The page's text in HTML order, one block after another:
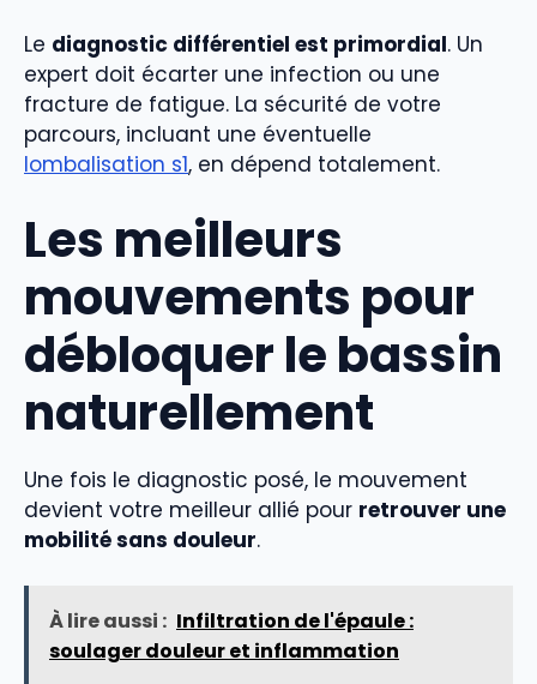
Le diagnostic différentiel est primordial. Un
expert doit écarter une infection ou une
fracture de fatigue. La sécurité de votre
parcours, incluant une éventuelle
lombalisation s1, en dépend totalement.
Les meilleurs
mouvements pour
débloquer le bassin
naturellement
Une fois le diagnostic posé, le mouvement
devient votre meilleur allié pour retrouver une
mobilité sans douleur.
À lire aussi : Infiltration de l'épaule :
soulager douleur et inflammation